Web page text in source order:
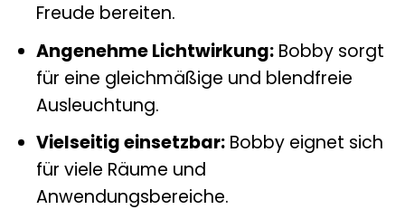
Freude bereiten.
Angenehme Lichtwirkung:Bobby sorgt
für eine gleichmäßige und blendfreie
Ausleuchtung.
Vielseitig einsetzbar:Bobby eignet sich
für viele Räume und
Anwendungsbereiche.